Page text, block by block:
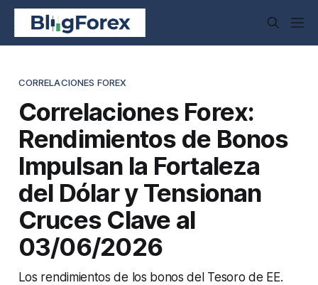
CORRELACIONES FOREX
Correlaciones Forex:
Rendimientos de Bonos
Impulsan la Fortaleza
del Dólar y Tensionan
Cruces Clave al
03/06/2026
Los rendimientos de los bonos del Tesoro de EE.